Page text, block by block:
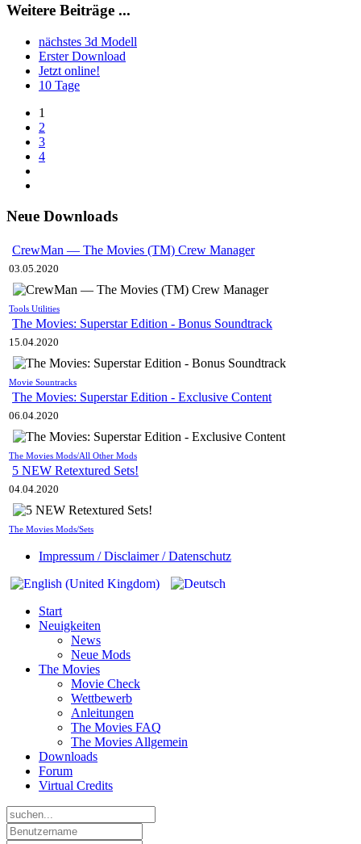
Weitere Beiträge ...
nächstes 3d Modell
Erster Download
Jetzt online!
10 Tage
1
2
3
4
Neue Downloads
CrewMan — The Movies (TM) Crew Manager
03.05.2020
Tools Utilities
The Movies: Superstar Edition - Bonus Soundtrack
15.04.2020
Movie Sountracks
The Movies: Superstar Edition - Exclusive Content
06.04.2020
The Movies Mods/All Other Mods
5 NEW Retextured Sets!
04.04.2020
The Movies Mods/Sets
Impressum / Disclaimer / Datenschutz
Start
Neuigkeiten
News
Neue Mods
The Movies
Movie Check
Wettbewerb
Anleitungen
The Movies FAQ
The Movies Allgemein
Downloads
Forum
Virtual Credits